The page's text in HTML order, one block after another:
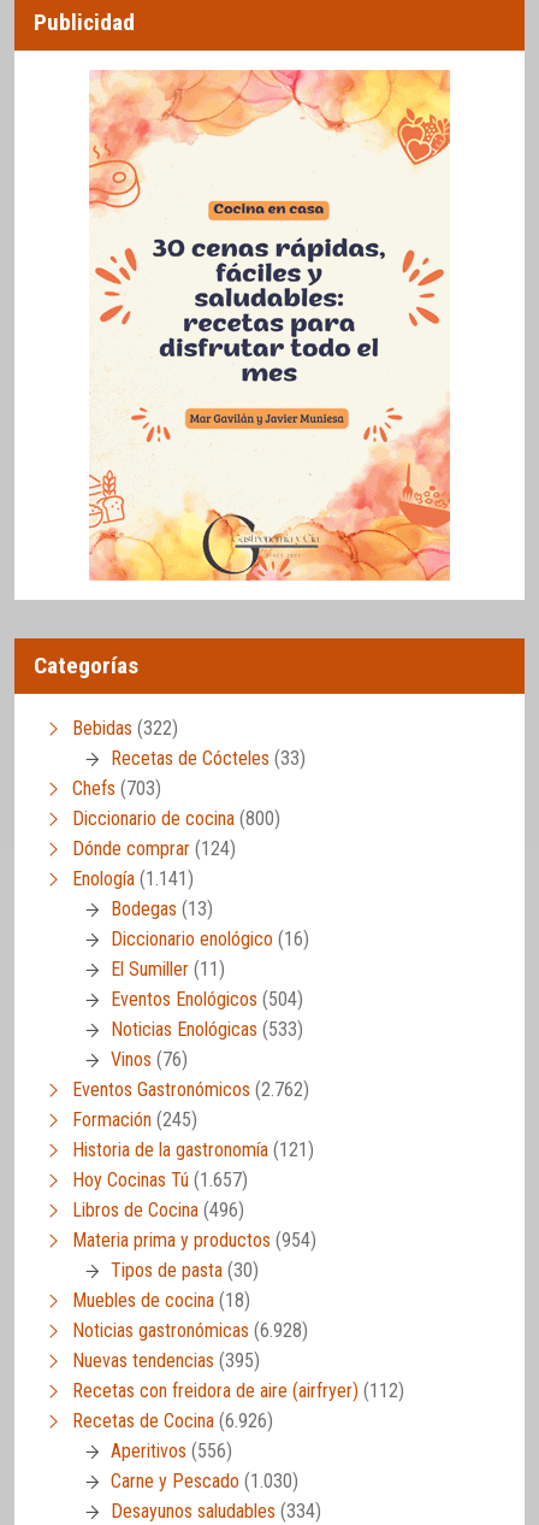
Publicidad
Categorías
Bebidas (322)
Recetas de Cócteles (33)
Chefs (703)
Diccionario de cocina (800)
Dónde comprar (124)
Enología (1.141)
Bodegas (13)
Diccionario enológico (16)
El Sumiller (11)
Eventos Enológicos (504)
Noticias Enológicas (533)
Vinos (76)
Eventos Gastronómicos (2.762)
Formación (245)
Historia de la gastronomía (121)
Hoy Cocinas Tú (1.657)
Libros de Cocina (496)
Materia prima y productos (954)
Tipos de pasta (30)
Muebles de cocina (18)
Noticias gastronómicas (6.928)
Nuevas tendencias (395)
Recetas con freidora de aire (airfryer) (112)
Recetas de Cocina (6.926)
Aperitivos (556)
Carne y Pescado (1.030)
Desayunos saludables (334)